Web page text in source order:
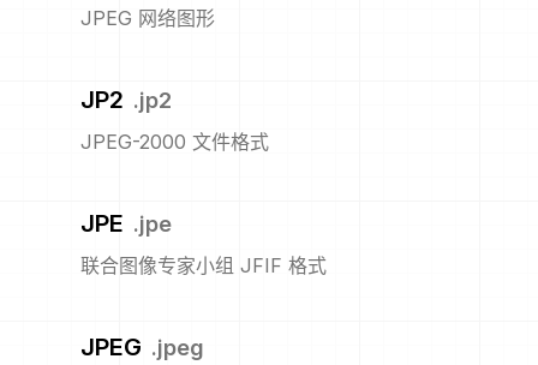
JPEG 网络图形
JP2 .jp2
JPEG-2000 文件格式
JPE .jpe
联合图像专家小组 JFIF 格式
JPEG .jpeg